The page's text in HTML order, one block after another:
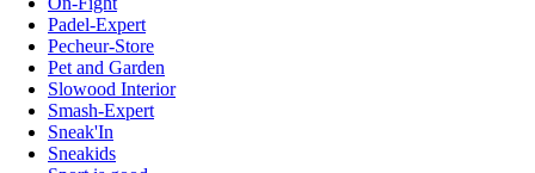
Padel-Expert
Pecheur-Store
Pet and Garden
Slowood Interior
Smash-Expert
Sneak'In
Sneakids